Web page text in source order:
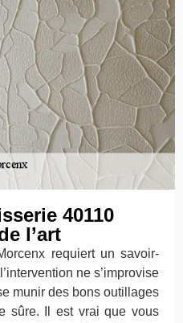
40110
l’art
requiert un savoir-
ne s’improvise
munir des bons outillages
sûre. Il est vrai que vous